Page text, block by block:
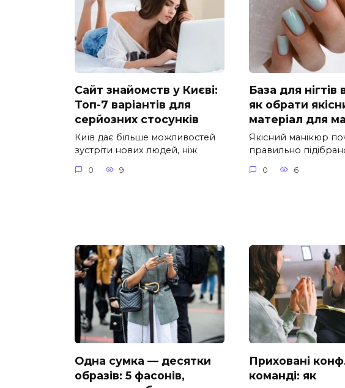
Сайт знайомств у Києві:
Топ-7 варіантів для
серйозних стосунків
Київ дає більше можливостей
зустріти нових людей, ніж
0 9
База для нігтів
як обрати
матеріал для
Якісний манікюр
правильно
0 6
Одна сумка — десятки
образів: 5 фасонів,
Приховані
команді: як